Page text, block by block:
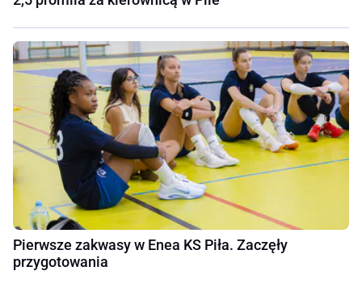
Pierwsze zakwasy w Enea KS Piła. Zaczęły
przygotowania